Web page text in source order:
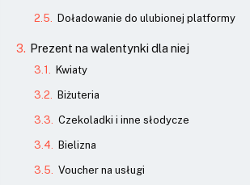
Doładowanie do ulubionej platformy
Prezent na walentynki dla niej
Kwiaty
Biżuteria
Czekoladki i inne słodycze
Bielizna
Voucher na usługi